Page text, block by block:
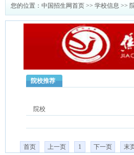
您的位置： 中国招生网首页 >> 学校信息 >>
院校推荐
院校
首页 上一页 1 下一页 末